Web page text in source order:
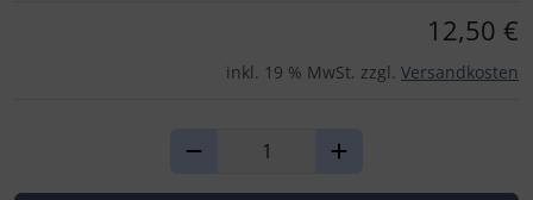
12,50 €
inkl. 19 % MwSt. zzgl. Versandkosten